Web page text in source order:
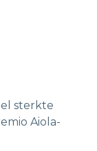
sterkte
Aiola-